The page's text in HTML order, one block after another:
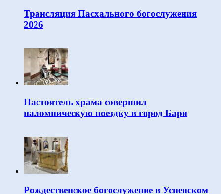
Трансляция Пасхального богослужения
2026
Настоятель храма совершил
паломническую поездку в город Бари
Рождественское богослужение в Успенском